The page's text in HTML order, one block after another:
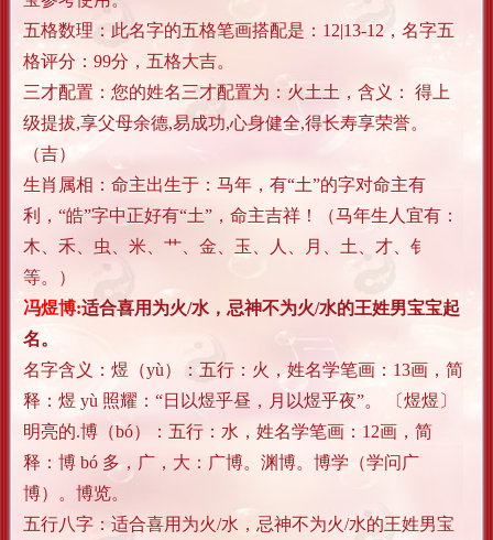
五格数理：此名字的五格笔画搭配是：12|13-12，名字五
格评分：99分，五格大吉。
三才配置：您的姓名三才配置为：火土土，含义： 得上
级提拔,享父母余德,易成功,心身健全,得长寿享荣誉。
（吉）
生肖属相：命主出生于：马年，有“土”的字对命主有
利，“皓”字中正好有“土”，命主吉祥！（马年生人宜有：
木、禾、虫、米、艹、金、玉、人、月、土、才、钅
等。）
冯煜博:适合喜用为火/水，忌神不为火/水的王姓男宝宝起
名。
名字含义： 煜（yù）：五行：火，姓名学笔画：13画，简
释：煜 yù 照耀：“日以煜乎昼，月以煜乎夜”。 〔煜煜〕
明亮的.博（bó）：五行：水，姓名学笔画：12画，简
释：博 bó 多，广，大：广博。渊博。博学（学问广
博）。博览。
五行八字：适合喜用为火/水，忌神不为火/水的王姓男宝